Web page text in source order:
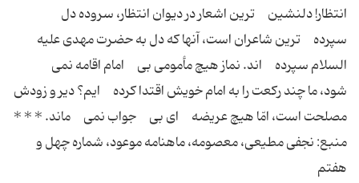
انتظار! دلنشین ترین اشعار در دیوان انتظار، سروده دل
سپرده ترین شاعران است، آنها كه دل به حضرت مهدى علیه
السلام سپرده اند. نماز هیچ مأمومى بى امام اقامه نمى
شود، ما چند ركعت را به امام خویش اقتدا كرده ایم؟ دیر و زودش
مصلحت است، امّا هیچ عریضه اى بى جواب نمى ماند. * * *
منبع: نجفى مطیعى، معصومه، ماهنامه موعود، شماره چهل و
هفتم